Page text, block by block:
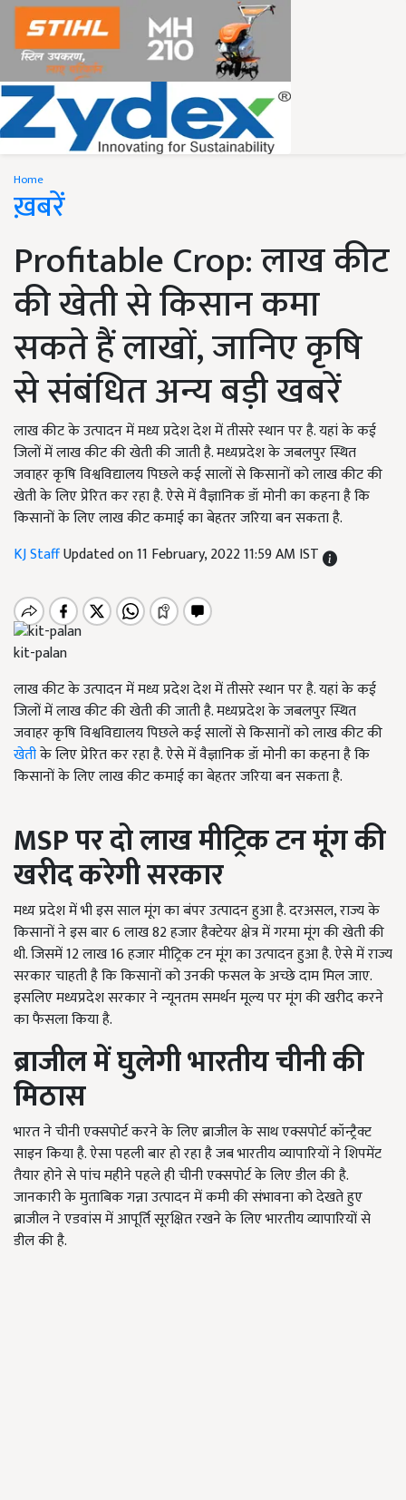
Home
ख़बरें
Profitable Crop: लाख कीट
की खेती से किसान कमा
सकते हैं लाखों, जानिए कृषि
से संबंधित अन्य बड़ी खबरें
लाख कीट के उत्पादन में मध्य प्रदेश देश में तीसरे स्थान पर है. यहां के कई
जिलों में लाख कीट की खेती की जाती है. मध्यप्रदेश के जबलपुर स्थित
जवाहर कृषि विश्वविद्यालय पिछले कई सालों से किसानों को लाख कीट की
खेती के लिए प्रेरित कर रहा है. ऐसे में वैज्ञानिक डॉ मोनी का कहना है कि
किसानों के लिए लाख कीट कमाई का बेहतर जरिया बन सकता है.
KJ StaffUpdated on 11 February, 2022 11:59 AM IST
kit-palan
लाख कीट के उत्पादन में मध्य प्रदेश देश में तीसरे स्थान पर है. यहां के कई
जिलों में लाख कीट की खेती की जाती है. मध्यप्रदेश के जबलपुर स्थित
जवाहर कृषि विश्वविद्यालय पिछले कई सालों से किसानों को लाख कीट की
खेतीके लिए प्रेरित कर रहा है. ऐसे में वैज्ञानिक डॉ मोनी का कहना है कि
किसानों के लिए लाख कीट कमाई का बेहतर जरिया बन सकता है.
MSPपर दो लाख मीट्रिक टन मूंग की
खरीद करेगी सरकार
मध्य प्रदेश में भी इस साल मूंग का बंपर उत्पादन हुआ है. दरअसल, राज्य के
किसानों ने इस बार 6 लाख 82 हजार हैक्टेयर क्षेत्र में गरमा मूंग की खेती की
थी. जिसमें 12 लाख 16 हजार मीट्रिक टन मूंग का उत्पादन हुआ है. ऐसे में राज्य
सरकार चाहती है कि किसानों को उनकी फसल के अच्छे दाम मिल जाए.
इसलिए मध्यप्रदेश सरकार ने न्यूनतम समर्थन मूल्य पर मूंग की खरीद करने
का फैसला किया है.
ब्राजील में घुलेगी भारतीय चीनी की
मिठास
भारत ने चीनी एक्सपोर्ट करने के लिए ब्राजील के साथ एक्सपोर्ट कॉन्ट्रैक्ट
साइन किया है. ऐसा पहली बार हो रहा है जब भारतीय व्यापारियों ने शिपमेंट
तैयार होने से पांच महीने पहले ही चीनी एक्सपोर्ट के लिए डील की है.
जानकारी के मुताबिक गन्ना उत्पादन में कमी की संभावना को देखते हुए
ब्राजील ने एडवांस में आपूर्ति सूरक्षित रखने के लिए भारतीय व्यापारियों से
डील की है.